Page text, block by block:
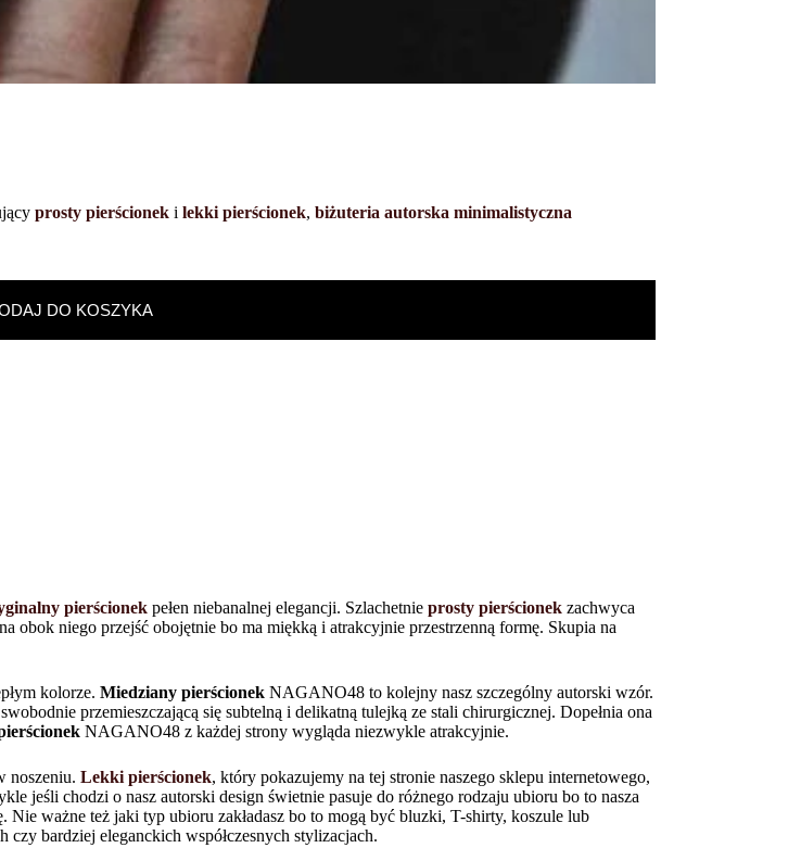
prosty pierścionek i lekki pierścionek, biżuteria autorska minimalistyczna
DO KOSZYKA
pierścionek pełen niebanalnej elegancji. Szlachetnie prosty pierścionek zachwyca
niego przejść obojętnie bo ma miękką i atrakcyjnie przestrzenną formę. Skupia na
kolorze. Miedziany pierścionek NAGANO48 to kolejny nasz szczególny autorski wzór.
przemieszczającą się subtelną i delikatną tulejką ze stali chirurgicznej. Dopełnia ona
NAGANO48 z każdej strony wygląda niezwykle atrakcyjnie.
noszeniu. Lekki pierścionek, który pokazujemy na tej stronie naszego sklepu internetowego,
jeśli chodzi o nasz autorski design świetnie pasuje do różnego rodzaju ubioru bo to nasza
ważne też jaki typ ubioru zakładasz bo to mogą być bluzki, T-shirty, koszule lub
bardziej eleganckich współczesnych stylizacjach.